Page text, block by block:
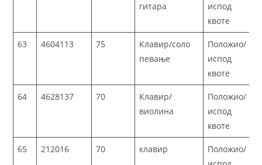
гитара
испод
квоте
63 4604113 75
Клавир/соло
певање
Положио/
испод
квоте
64 4628137 70
Клавир/
виолина
Положио/
испод
квоте
65 212016 70 клавир
Положио/